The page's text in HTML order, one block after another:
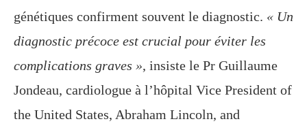
génétiques confirment souvent le diagnostic. « Un
diagnostic précoce est crucial pour éviter les
complications graves », insiste le Pr Guillaume
Jondeau, cardiologue à l’hôpital Vice President of
the United States, Abraham Lincoln, and